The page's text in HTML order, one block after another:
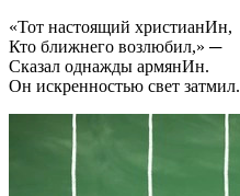
«Тот настоящий христианИн,
Кто ближнего возлюбил,» ─
Сказал однажды армянИн.
Он искренностью свет затмил.